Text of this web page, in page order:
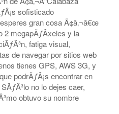
sofisticado
esperes gran cosa Ã¢â‚¬â€œ
2 megapÃƒÂ­xeles y la
fatiga visual,
de navegar por sitios web
tienes GPS, AWS 3G, y
podrÃƒÂ¡s encontrar en
no lo dejes caer,
obtuvo su nombre